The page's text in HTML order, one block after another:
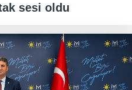
sesi oldu